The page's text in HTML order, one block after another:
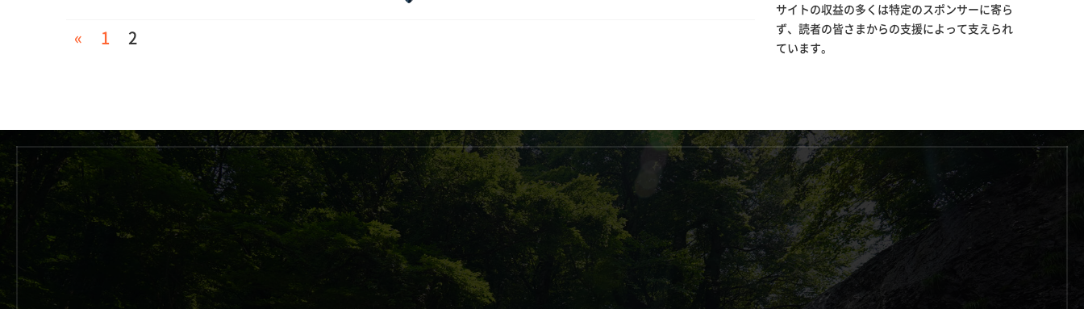
« 1 2
サイトの収益の多くは特定のスポンサーに寄ら
ず、読者の皆さまからの支援によって支えられ
ています。